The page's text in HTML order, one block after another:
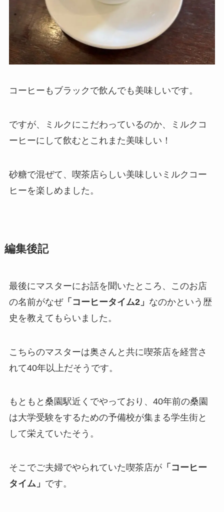
コーヒーもブラックで飲んでも美味しいです。
ですが、ミルクにこだわっているのか、ミルクコ
ーヒーにして飲むとこれまた美味しい！
砂糖で混ぜて、喫茶店らしい美味しいミルクコー
ヒーを楽しめました。
編集後記
最後にマスターにお話を聞いたところ、このお店
の名前がなぜ「コーヒータイム2」 なのかという歴
史を教えてもらいました。
こちらのマスターは奥さんと共に喫茶店を経営さ
れて40年以上だそうです。
もともと桑園駅近くでやっており、40年前の桑園
は大学受験をするための予備校が集まる学生街と
して栄えていたそう。
そこでご夫婦でやられていた喫茶店が「コーヒー
タイム」 です。